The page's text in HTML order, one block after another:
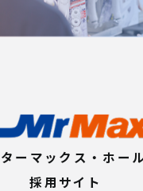
ーマックス・ホー
採用サイト